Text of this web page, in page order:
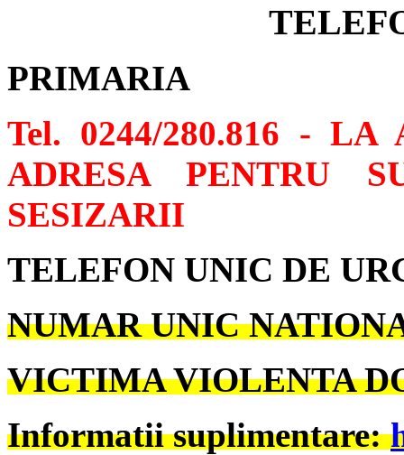
PRIMARIA
Tel. 0244/280.816 -
ADRESA PENTRU
SESIZARII
TELEFON UNIC DE
NUMAR UNIC
VICTIMA VIOLENTA
Informatii suplimentare: